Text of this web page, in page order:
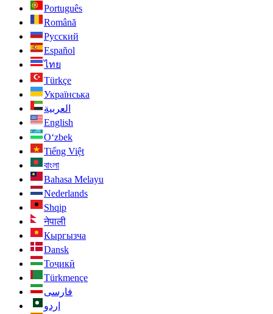
Português
Română
Русский
Español
ไทย
Türkçe
Українська
العربية
English
O‘zbek
Tiếng Việt
বাংলা
Bahasa Melayu
Nederlands
Shqip
नेपाली
Кыргызча
Dansk
Тоҷикӣ
Türkmençe
فارسی
اردو